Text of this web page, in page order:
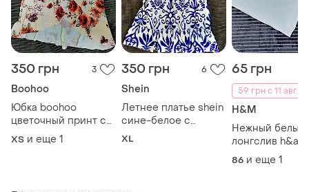
350 грн 3
Boohoo
Юбка boohoo
цветочный принт с
оборкой на запах
размер xs - s
ХS и еще 1
350 грн 6
Shein
Летнее платье shein
сине-белое с
принтом и поясом
XL
65 грн
59 грн с 11 авг.
H&M
Нежный белый
лонгслив
хлопок 86 – 92
86 и еще 1